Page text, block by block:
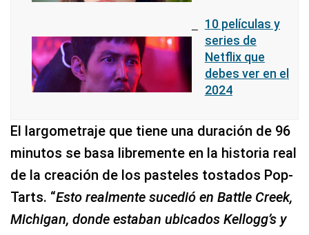
10 películas y
series de
Netflix que
debes ver en el
2024
El largometraje que tiene una duración de 96
minutos se basa libremente en la historia real
de la creación de los pasteles tostados Pop-
Tarts. “Esto realmente sucedió en Battle Creek,
Michigan, donde estaban ubicados Kellogg’s y